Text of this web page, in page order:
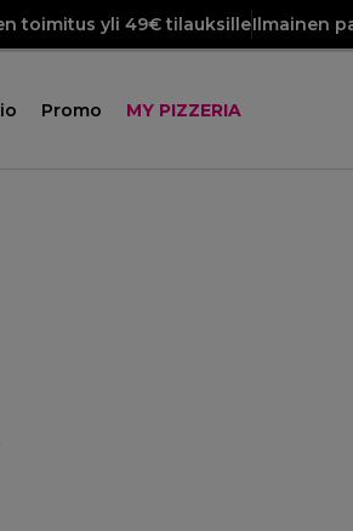
toimitus yli 49€ tilauksilleIlmainen
Promo MY PIZZERIA